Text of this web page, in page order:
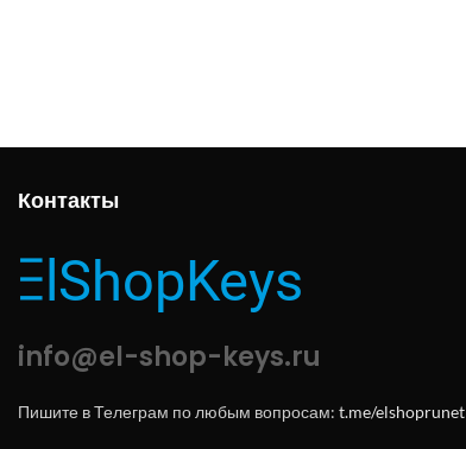
Контакты
info@el-shop-keys.ru
Пишите в Телеграм по любым вопросам: t.me/elshoprunet